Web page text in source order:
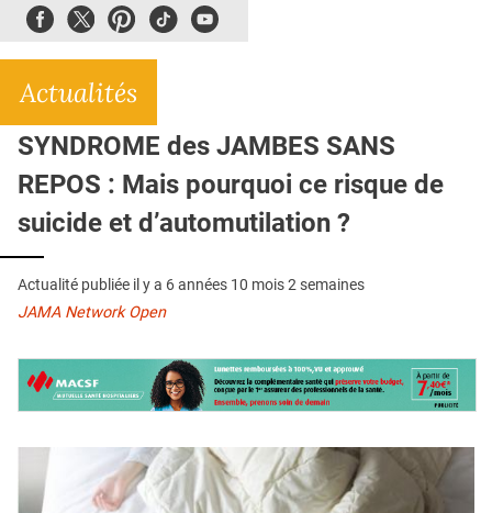
THÉMA
CRÉDITS
FacebookTwitterPinterest
TiktokYoubute
Actualités
SYNDROME des JAMBES SANS
REPOS : Mais pourquoi ce risque de
suicide et d’automutilation ?
Actualité publiée il y a 6 années 10 mois 2 semaines
JAMA Network Open